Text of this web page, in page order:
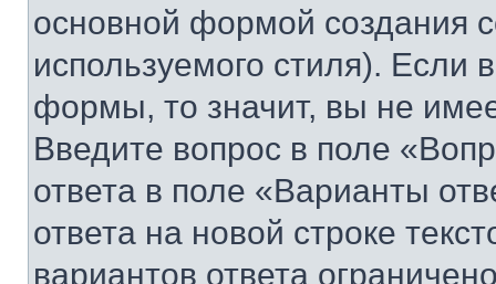
основной формой создания
используемого стиля). Если
формы, то значит, вы не
Введите вопрос в поле
ответа в поле «Варианты
ответа на новой строке
вариантов ответа